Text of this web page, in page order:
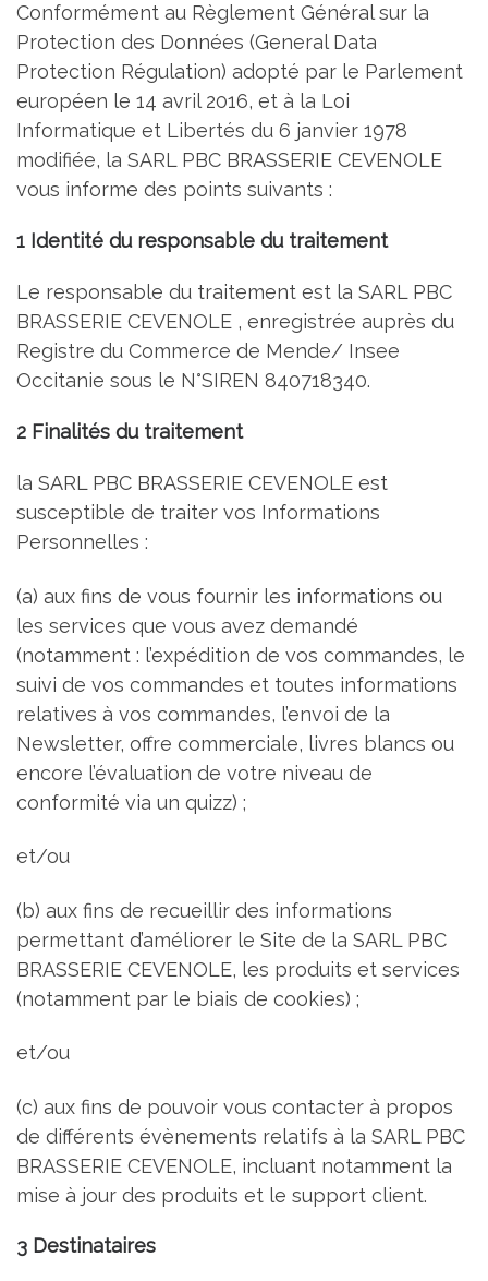
Conformément au Règlement Général sur la
Protection des Données (General Data
Protection Régulation) adopté par le Parlement
européen le 14 avril 2016, et à la Loi
Informatique et Libertés du 6 janvier 1978
modifiée, la SARL PBC BRASSERIE CEVENOLE
vous informe des points suivants :
1 Identité du responsable du traitement
Le responsable du traitement est la SARL PBC
BRASSERIE CEVENOLE , enregistrée auprès du
Registre du Commerce de Mende/ Insee
Occitanie sous le N°SIREN 840718340.
2 Finalités du traitement
la SARL PBC BRASSERIE CEVENOLE est
susceptible de traiter vos Informations
Personnelles :
(a) aux fins de vous fournir les informations ou
les services que vous avez demandé
(notamment : l’expédition de vos commandes, le
suivi de vos commandes et toutes informations
relatives à vos commandes, l’envoi de la
Newsletter, offre commerciale, livres blancs ou
encore l’évaluation de votre niveau de
conformité via un quizz) ;
et/ou
(b) aux fins de recueillir des informations
permettant d’améliorer le Site de la SARL PBC
BRASSERIE CEVENOLE, les produits et services
(notamment par le biais de cookies) ;
et/ou
(c) aux fins de pouvoir vous contacter à propos
de différents évènements relatifs à la SARL PBC
BRASSERIE CEVENOLE, incluant notamment la
mise à jour des produits et le support client.
3 Destinataires